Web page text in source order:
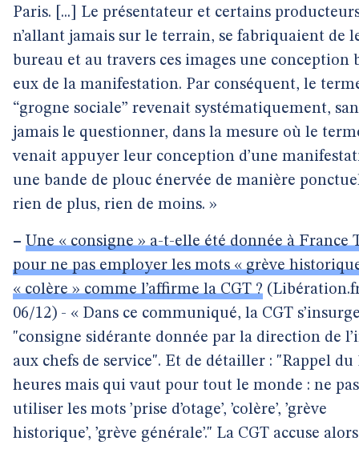
Paris. [...] Le présentateur et certains
n’allant jamais sur le terrain, se fabriquaient de
bureau et au travers ces images une conception
eux de la manifestation. Par conséquent, le
“grogne sociale” revenait systématiquement,
jamais le questionner, dans la mesure où le
venait appuyer leur conception d’une
une bande de plouc énervée de manière
rien de plus, rien de moins. »
– Une « consigne » a-t-elle été donnée à France
pour ne pas employer les mots « grève
« colère » comme l’affirme la CGT ?
06/12) - « Dans ce communiqué, la CGT
"consigne sidérante donnée par la direction de
aux chefs de service". Et de détailler : "Rappel du
heures mais qui vaut pour tout le monde : ne pas
utiliser les mots ’prise d’otage’, ’colère’, ’grève
historique’, ’grève générale’." La CGT accuse